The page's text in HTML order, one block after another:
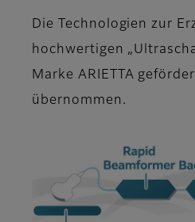
Die Technologien zur
hochwertigen
Marke ARIETTA
übernommen.